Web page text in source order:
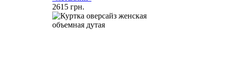
2615 грн.